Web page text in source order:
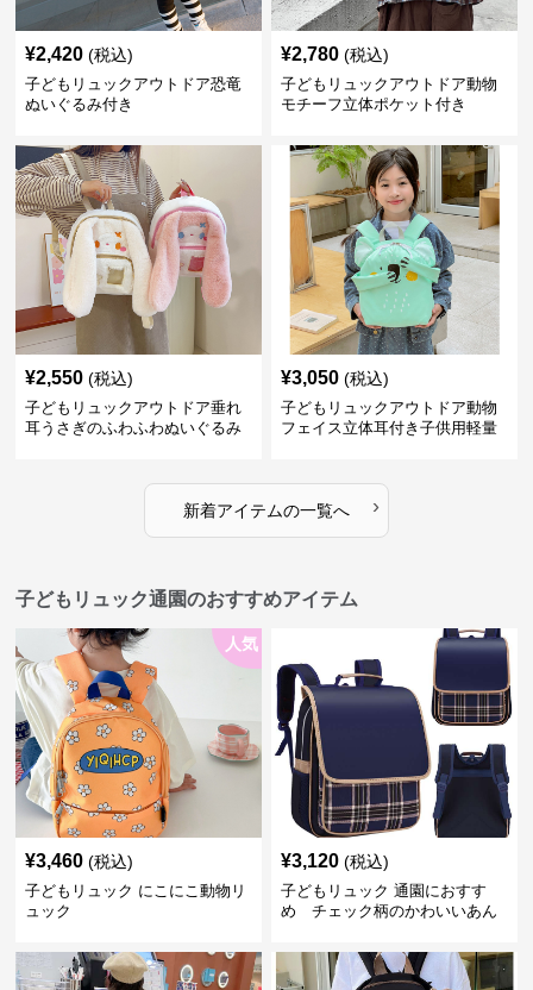
¥2,420 (税込)
子どもリュックアウトドア恐竜
ぬいぐるみ付き
¥2,780 (税込)
子どもリュックアウトドア動物
モチーフ立体ポケット付き
¥2,550 (税込)
子どもリュックアウトドア垂れ
耳うさぎのふわふわぬいぐるみ
¥3,050 (税込)
子どもリュックアウトドア動物
フェイス立体耳付き子供用軽量
新着アイテムの一覧へ ›
子どもリュック通園のおすすめアイテム
人気
¥3,460 (税込)
子どもリュック にこにこ動物リ
ュック
¥3,120 (税込)
子どもリュック 通園におすす
め チェック柄のかわいいあん